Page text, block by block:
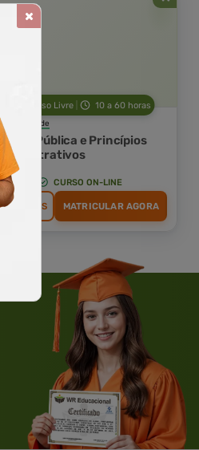
Curso Livre 10 a 60 horas
Grátis de
Pública e Princípios
CURSO ON-LINE
DETALHES MATRICULAR AGORA